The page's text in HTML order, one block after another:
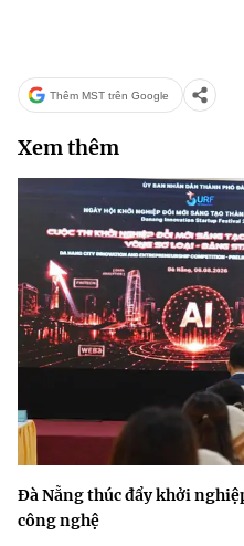
Thêm MST trên Google
Xem thêm
Đà Nẵng thúc đẩy khởi
công nghệ